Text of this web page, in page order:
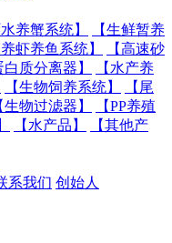
养蟹系统】
【生鲜暂养
虾养鱼系统】
【高速砂
白质分离器】
【水产养
【生物饲养系统】
【尾
生物过滤器】
【PP养殖
【水产品】
【其他产
系我们 创始人